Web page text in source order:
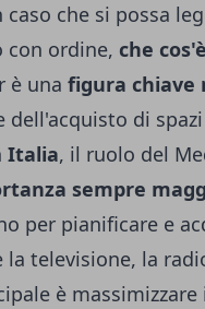
caso che si possa
con ordine, che cos'è
è una figura chiave
dell'acquisto di spazi
Italia, il ruolo del
sempre
per pianificare e
televisione, la
è massimizzare